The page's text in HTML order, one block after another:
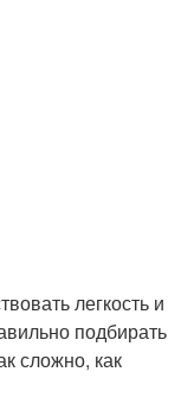
легкость и
подбирать
сложно, как